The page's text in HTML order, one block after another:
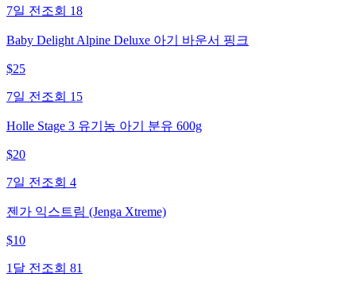
7일 전 조회 18
Baby Delight Alpine Deluxe 아기 바운서 핑크
$25
7일 전 조회 15
Holle Stage 3 유기농 아기 분유 600g
$20
7일 전 조회 4
젠가 익스트림 (Jenga Xtreme)
$10
1달 전 조회 81